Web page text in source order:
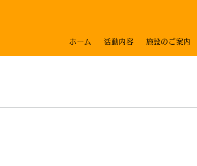
ホーム 活動内容 施設のご案内